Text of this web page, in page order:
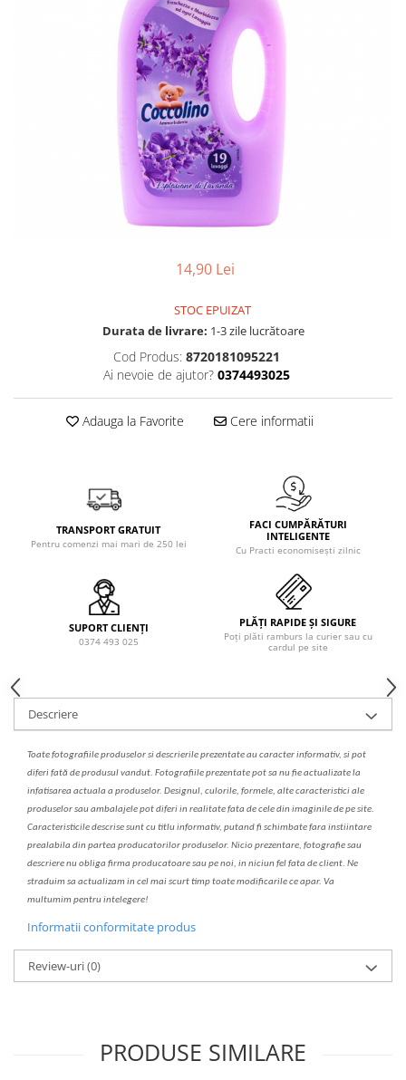
Detergent pardoseala
Echipamente de curăţenie
Folie aluminiu,folie alimentara
Lavete de curatare
Solutie de indepartat rugina si
Indepartarea parului
Produse pentru curatarea tenului
Sapun lichid, sapun
Tratament pentru par, conditioner
pentru par, masca de par
14,90 Lei
STOC EPUIZAT
Durata de livrare: 1-3 zile lucrătoare
Cod Produs: 8720181095221
Ai nevoie de ajutor? 0374493025
Adauga la Favorite Cere informatii
TRANSPORT GRATUIT
Pentru comenzi mai mari de 250 lei
FACI CUMPĂRĂTURI
INTELIGENTE
Cu Practi economisești zilnic
SUPORT CLIENȚI
0374 493 025
PLĂȚI RAPIDE ȘI SIGURE
Poți plăti ramburs la curier sau cu
cardul pe site
Descriere
Toate fotografiile produselorsidescrierileprezentate au caracter informativ, si pot
diferi fată de produsul vandut. Fotografiile prezentate pot sa nu fie actualizate la
infatisarea actuala a produselor. Designul, culorile, formele, alte caracteristici ale
produselor sau ambalajele pot diferi in realitate fata de cele din imaginile de pe site.
Caracteristicile descrise sunt cu titlu informativ, putand fi schimbate fara instiintare
prealabila din partea producatorilor produselor. Nicio prezentare, fotografie sau
descriere nu obliga firma producatoare sau pe noi, in niciun fel fata de client. Ne
straduim sa actualizam in cel mai scurt timp toate modificarile ce apar. Va
multumim pentru intelegere!
Informatii conformitate produs
Review-uri(0)
PRODUSE SIMILARE